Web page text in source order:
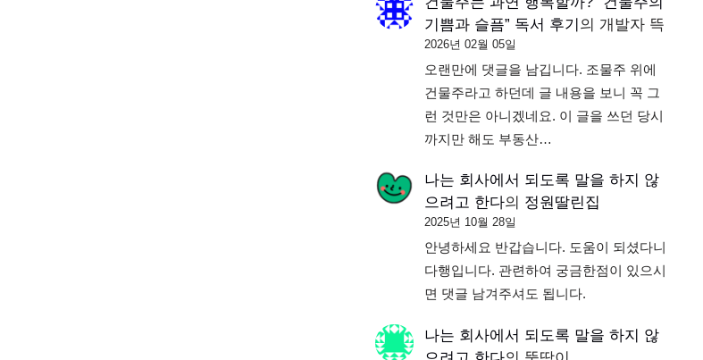
기쁨과 슬픔” 독서 후기 의 개발자 뜩
2026년 02월 05일
오랜만에 댓글을 남깁니다. 조물주 위에
건물주라고 하던데 글 내용을 보니 꼭 그
런 것만은 아니겠네요. 이 글을 쓰던 당시
까지만 해도 부동산…
나는 회사에서 되도록 말을 하지 않
으려고 한다의 정원딸린집
2025년 10월 28일
안녕하세요 반갑습니다. 도움이 되셨다니
다행입니다. 관련하여 궁금한점이 있으시
면 댓글 남겨주셔도 됩니다.
나는 회사에서 되도록 말을 하지 않